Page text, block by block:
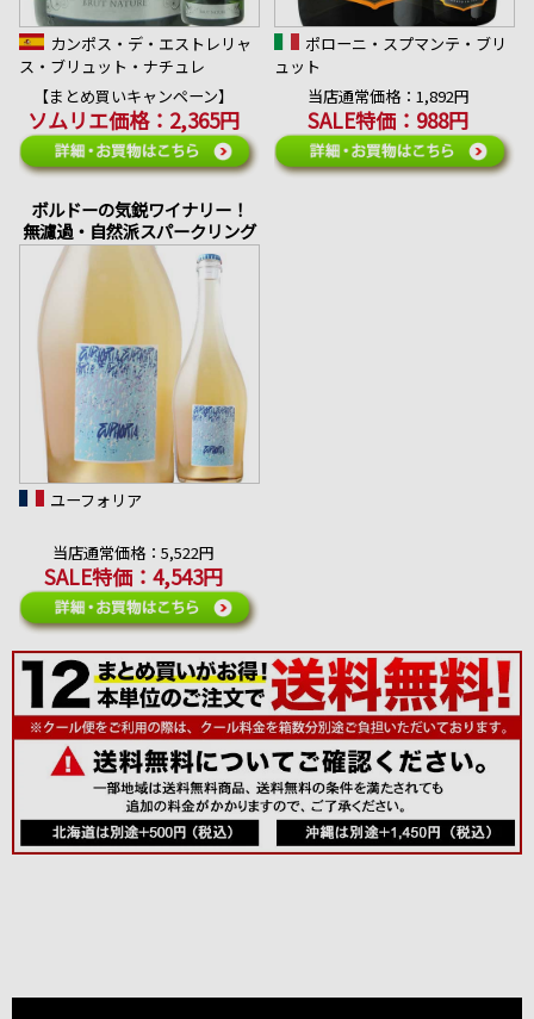
カンポス・デ・エストレリャ
ス・ブリュット・ナチュレ
【まとめ買いキャンペーン】
ソムリエ価格：2,365円
ポローニ・スプマンテ・ブリ
ュット
当店通常価格：1,892円
SALE特価：988円
ボルドーの気鋭ワイナリー！
無濾過・自然派スパークリング
ユーフォリア
当店通常価格：5,522円
SALE特価：4,543円